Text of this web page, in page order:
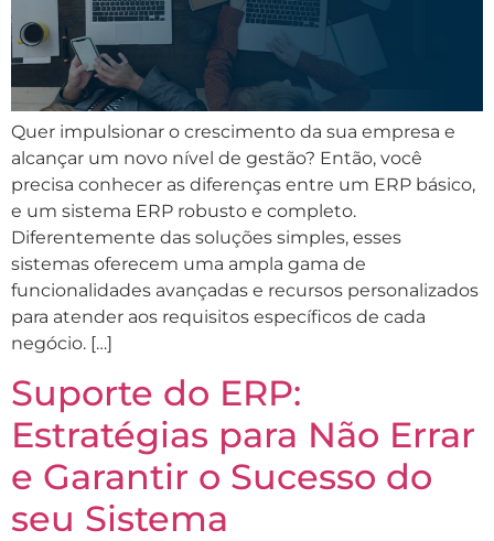
Quer impulsionar o crescimento da sua empresa e
alcançar um novo nível de gestão? Então, você
precisa conhecer as diferenças entre um ERP básico,
e um sistema ERP robusto e completo.
Diferentemente das soluções simples, esses
sistemas oferecem uma ampla gama de
funcionalidades avançadas e recursos personalizados
para atender aos requisitos específicos de cada
negócio. […]
Suporte do ERP:
Estratégias para Não Errar
e Garantir o Sucesso do
seu Sistema